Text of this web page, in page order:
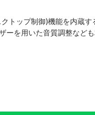
トップ制御)機能を内蔵す
ーを用いた音質調整など